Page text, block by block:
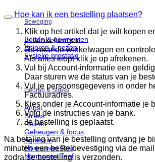
Beweging
Botten & gewrichten
Spieren & pezen
Fysieke prestatie
Gedrag & Stress
Angst
Stress
Reizen
Geheugen & focus
Agressie
Hormonen Reu
Hormonen Teef
Hoe kan ik een bestelling plaatsen?
Klik op het artikel dat je wilt kopen
je winkelwagen.
Ga naar de winkelwagen en
Als alles klopt klik je op afrekenen.
Vul bij Account-informatie een
Daar sturen we de status van je
Vul je persoonsgegevens in onder
Factuuradres.
Kies onder je Account-informatie je
Volg de instructies van je bank.
Je bestelling is geplaatst.
Na betaling van je bestelling ontvang je
minuten een bestelbevestiging via de
zodra de bestelling is verzonden.